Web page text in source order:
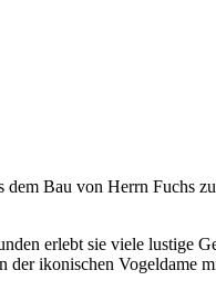
Bau von Herrn Fuchs
erlebt sie viele lustige
der ikonischen Vogeldame